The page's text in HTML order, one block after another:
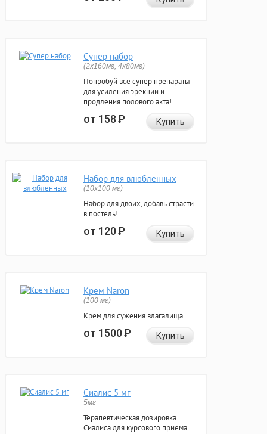
Супер набор
(2х160мг, 4х80мг)
Попробуй все супер препараты
для усиления эрекции и
продления полового акта!
от 158Р Купить
Набор для влюбленных
(10х100 мг)
Набор для двоих, добавь страсти
в постель!
от 120Р Купить
Крем Naron
(100 мг)
Крем для сужения влагалища
от 1500Р Купить
Сиалис 5 мг
5мг
Терапевтическая дозировка
Сиалиса для курсового приема